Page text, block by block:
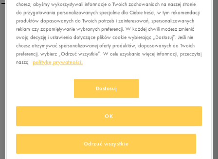
NIKE DUAL FUSION HILLS
MID
0.0 ( )
KLUBIE 50 STYLE
Produkt niedostępny
Jeśli artykuł będzie ponownie dostępny, otrzymasz od nas powiadomienie.
chcesz, abyśmy wykorzystywali informacje o Twoich zachowaniach na naszej stronie
do przygotowania personalizowanych specjalnie dla Ciebie treści, w tym rekomendacji
produktów dopasowanych do Twoich potrzeb i zainteresowań, spersonalizowanych
reklam czy zapamiętywanie wybranych preferencji. W każdej chwili możesz zmienić
swoją decyzję i ustawienia dotyczące plików cookie wybierając „Dostosuj”. Jeśli nie
chcesz otrzymywać spersonalizowanej oferty produktów, dopasowanych do Twoich
preferencji, wybierz „Odrzuć wszystkie”. W celu uzyskania więcej informacji, przeczytaj
naszą
politykę prywatności.
Dostosuj
Odrzuć wszystkie
OK